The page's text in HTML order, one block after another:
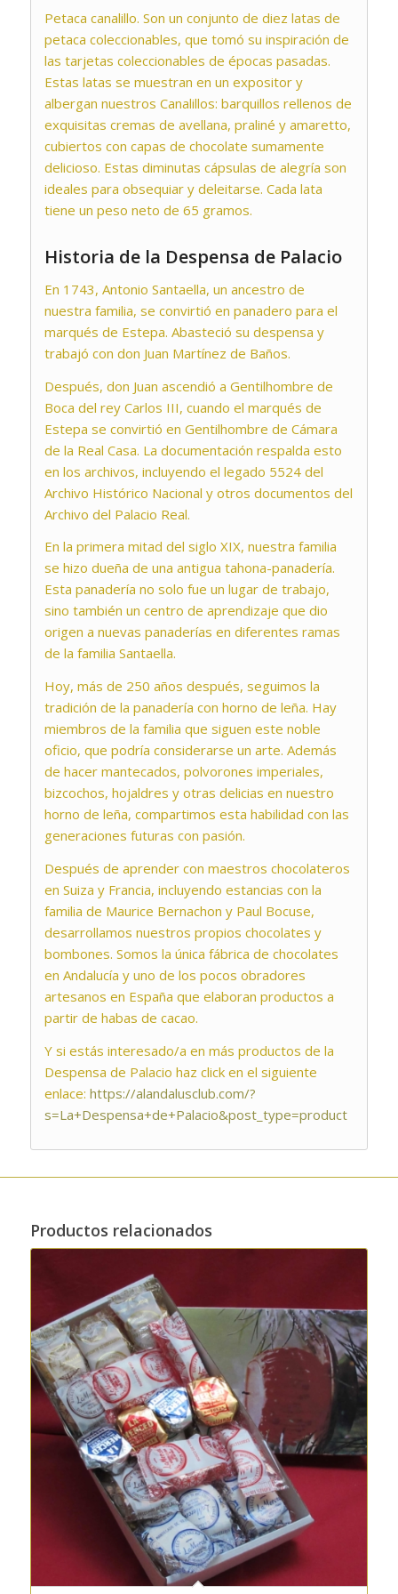
Petaca canalillo. Son un conjunto de diez latas de
petaca coleccionables, que tomó su inspiración de
las tarjetas coleccionables de épocas pasadas.
Estas latas se muestran en un expositor y
albergan nuestros Canalillos: barquillos rellenos de
exquisitas cremas de avellana, praliné y amaretto,
cubiertos con capas de chocolate sumamente
delicioso. Estas diminutas cápsulas de alegría son
ideales para obsequiar y deleitarse. Cada lata
tiene un peso neto de 65 gramos.
Historia de la Despensa de Palacio
En 1743, Antonio Santaella, un ancestro de
nuestra familia, se convirtió en panadero para el
marqués de Estepa. Abasteció su despensa y
trabajó con don Juan Martínez de Baños.
Después, don Juan ascendió a Gentilhombre de
Boca del rey Carlos III, cuando el marqués de
Estepa se convirtió en Gentilhombre de Cámara
de la Real Casa. La documentación respalda esto
en los archivos, incluyendo el legado 5524 del
Archivo Histórico Nacional y otros documentos del
Archivo del Palacio Real.
En la primera mitad del siglo XIX, nuestra familia
se hizo dueña de una antigua tahona-panadería.
Esta panadería no solo fue un lugar de trabajo,
sino también un centro de aprendizaje que dio
origen a nuevas panaderías en diferentes ramas
de la familia Santaella.
Hoy, más de 250 años después, seguimos la
tradición de la panadería con horno de leña. Hay
miembros de la familia que siguen este noble
oficio, que podría considerarse un arte. Además
de hacer mantecados, polvorones imperiales,
bizcochos, hojaldres y otras delicias en nuestro
horno de leña, compartimos esta habilidad con las
generaciones futuras con pasión.
Después de aprender con maestros chocolateros
en Suiza y Francia, incluyendo estancias con la
familia de Maurice Bernachon y Paul Bocuse,
desarrollamos nuestros propios chocolates y
bombones. Somos la única fábrica de chocolates
en Andalucía y uno de los pocos obradores
artesanos en España que elaboran productos a
partir de habas de cacao.
Y si estás interesado/a en más productos de la
Despensa de Palacio haz click en el siguiente
enlace: https://alandalusclub.com/?
s=La+Despensa+de+Palacio&post_type=product
Productos relacionados